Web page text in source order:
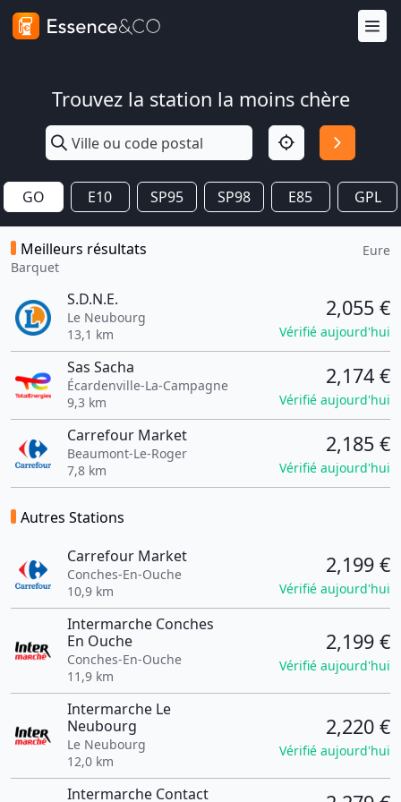
Trouvez la station la moins chère
GO E10 SP95 SP98 E85 GPL
Meilleurs résultats
Barquet
Eure
S.D.N.E.
Le Neubourg
13,1 km
2,055 €
Vérifié aujourd'hui
Sas Sacha
Écardenville-La-Campagne
9,3 km
2,174 €
Vérifié aujourd'hui
Carrefour Market
Beaumont-Le-Roger
7,8 km
2,185 €
Vérifié aujourd'hui
Autres Stations
Carrefour Market
Conches-En-Ouche
10,9 km
2,199 €
Vérifié aujourd'hui
Intermarche Conches
En Ouche
Conches-En-Ouche
11,9 km
2,199 €
Vérifié aujourd'hui
Intermarche Le
Neubourg
Le Neubourg
12,0 km
2,220 €
Vérifié aujourd'hui
Intermarche Contact